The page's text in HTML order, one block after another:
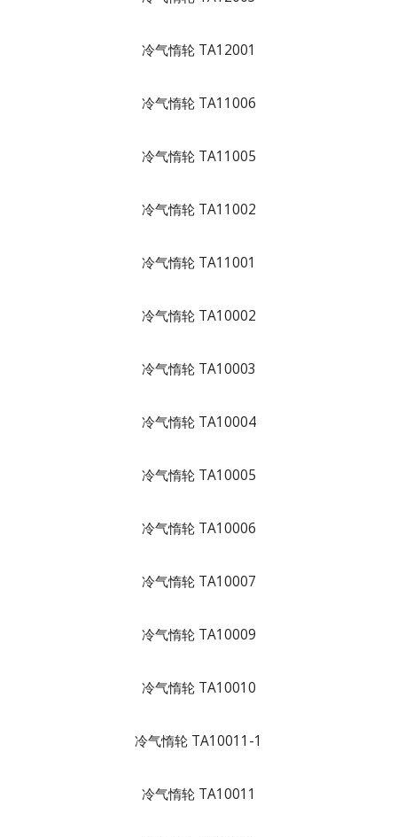
冷气惰轮 TA12001
冷气惰轮 TA11006
冷气惰轮 TA11005
冷气惰轮 TA11002
冷气惰轮 TA11001
冷气惰轮 TA10002
冷气惰轮 TA10003
冷气惰轮 TA10004
冷气惰轮 TA10005
冷气惰轮 TA10006
冷气惰轮 TA10007
冷气惰轮 TA10009
冷气惰轮 TA10010
冷气惰轮 TA10011-1
冷气惰轮 TA10011